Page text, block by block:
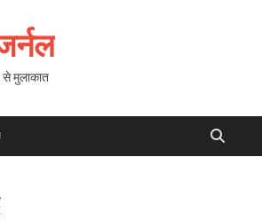
से मुलाकात